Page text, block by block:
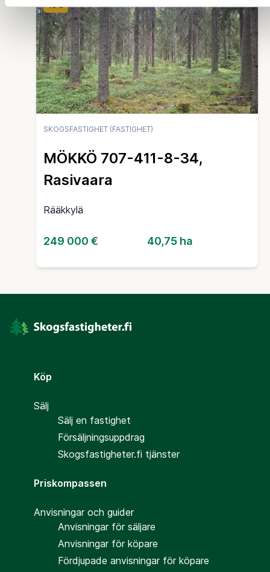
18 d
SKOGSFASTIGHET (FASTIGHET)
MÖKKÖ 707-411-8-34,
Rasivaara
Rääkkylä
249 000 € 40,75 ha
Köp
Sälj
Sälj en fastighet
Försäljningsuppdrag
Skogsfastigheter.fi tjänster
Priskompassen
Anvisningar och guider
Anvisningar för säljare
Anvisningar för köpare
Fördjupade anvisningar för köpare